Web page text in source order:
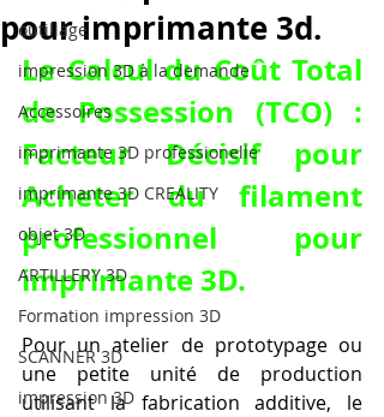
outillage
impression 3D à la demande
Accessoires
imprimante 3D professionelle
imprimante 3D CREALITY
objet 3D
ARTILLERY 3D
Formation impression 3D
SCANNER 3D
impression 3D
pour imprimante 3d.
Le Calcul du Coût Total
de Possession (TCO) :
Acheter du filament
professionnel pour
imprimante 3D.
Pour un atelier de prototypage ou
une petite unité de production
utilisant la fabrication additive, le